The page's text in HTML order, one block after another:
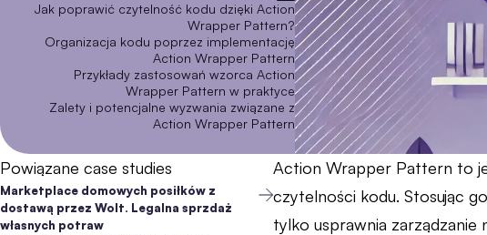
Jak poprawić czytelność kodu dzięki Action
Wrapper Pattern?
Organizacja kodu poprzez implementację
Action Wrapper Pattern
Przykłady zastosowań wzorca Action
Wrapper Pattern w praktyce
Zalety i potencjalne wyzwania związane z
Action Wrapper Pattern
Powiązane case studies
Marketplace domowych posiłków z
dostawą przez Wolt. Legalna sprzdaż
własnych potraw
Action Wrapper Pattern to
czytelności kodu. Stosując
tylko usprawnia zarządzanie